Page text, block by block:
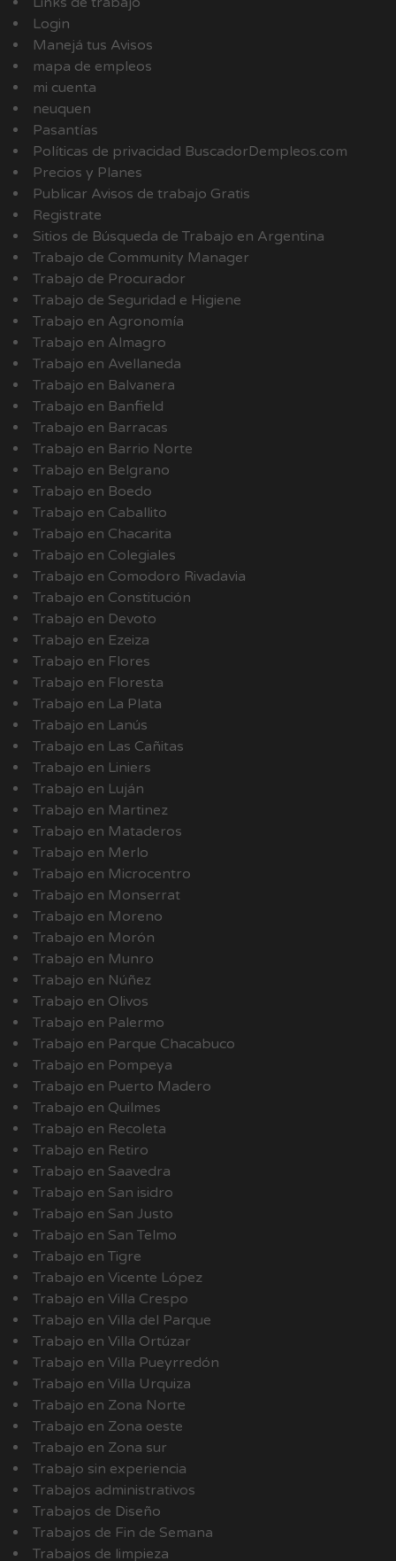
Login
Manejá tus Avisos
mapa de empleos
mi cuenta
neuquen
Pasantías
Políticas de privacidad BuscadorDempleos.com
Precios y Planes
Publicar Avisos de trabajo Gratis
Registrate
Sitios de Búsqueda de Trabajo en Argentina
Trabajo de Community Manager
Trabajo de Procurador
Trabajo de Seguridad e Higiene
Trabajo en Agronomía
Trabajo en Almagro
Trabajo en Avellaneda
Trabajo en Balvanera
Trabajo en Banfield
Trabajo en Barracas
Trabajo en Barrio Norte
Trabajo en Belgrano
Trabajo en Boedo
Trabajo en Caballito
Trabajo en Chacarita
Trabajo en Colegiales
Trabajo en Comodoro Rivadavia
Trabajo en Constitución
Trabajo en Devoto
Trabajo en Ezeiza
Trabajo en Flores
Trabajo en Floresta
Trabajo en La Plata
Trabajo en Lanús
Trabajo en Las Cañitas
Trabajo en Liniers
Trabajo en Luján
Trabajo en Martinez
Trabajo en Mataderos
Trabajo en Merlo
Trabajo en Microcentro
Trabajo en Monserrat
Trabajo en Moreno
Trabajo en Morón
Trabajo en Munro
Trabajo en Núñez
Trabajo en Olivos
Trabajo en Palermo
Trabajo en Parque Chacabuco
Trabajo en Pompeya
Trabajo en Puerto Madero
Trabajo en Quilmes
Trabajo en Recoleta
Trabajo en Retiro
Trabajo en Saavedra
Trabajo en San isidro
Trabajo en San Justo
Trabajo en San Telmo
Trabajo en Tigre
Trabajo en Vicente López
Trabajo en Villa Crespo
Trabajo en Villa del Parque
Trabajo en Villa Ortúzar
Trabajo en Villa Pueyrredón
Trabajo en Villa Urquiza
Trabajo en Zona Norte
Trabajo en Zona oeste
Trabajo en Zona sur
Trabajo sin experiencia
Trabajos administrativos
Trabajos de Diseño
Trabajos de Fin de Semana
Trabajos de limpieza